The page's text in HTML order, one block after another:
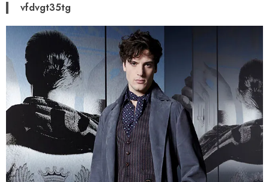
vfdvgt35tg